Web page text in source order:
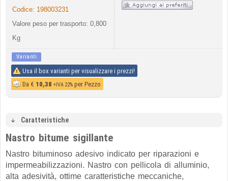
Codice: 198003231
Valore peso per trasporto: 0,800
Kg
Varianti
Usa il box varianti per visualizzare i prezzi!
Da € 10,38 +IVA 22% per Pezzo
Caratteristiche
Nastro bitume sigillante
Nastro bituminoso adesivo indicato per riparazioni e
impermeabilizzazioni. Nastro con pellicola di alluminio,
alta adesività, ottime caratteristiche meccaniche,